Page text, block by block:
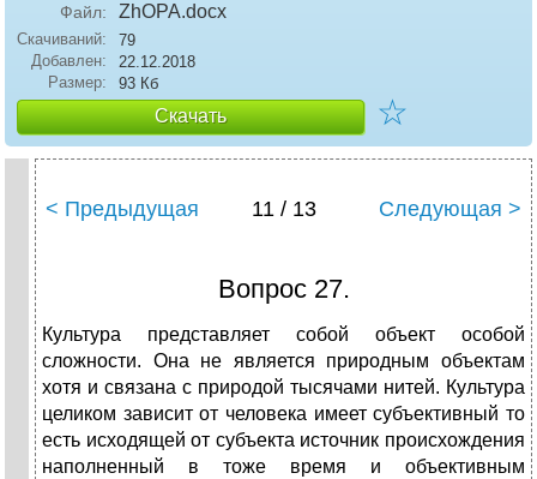
Файл: ZhOPA.docx
Скачиваний:
79
Добавлен:
22.12.2018
Размер:
93 Кб
Скачать ☆
< Предыдущая 11 / 13 Следующая >
Вопрос 27.
Культура представляет собой объект особой
сложности. Она не является природным объектам
хотя и связана с природой тысячами нитей. Культура
целиком зависит от человека имеет субъективный то
есть исходящей от субъекта источник происхождения
наполненный в тоже время и объективным